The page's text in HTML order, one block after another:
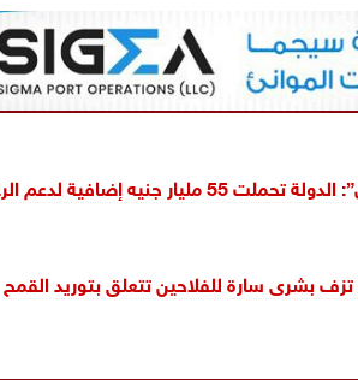
55 مليار جنيه إضافية لدعم الرغيف
بشرى سارة للفلاحين تتعلق بتوريد القمح